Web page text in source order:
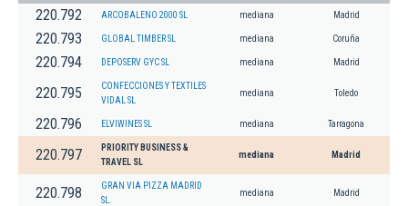
220.792 ARCOBALENO 2000 SL mediana Madrid
220.793 GLOBAL TIMBER SL mediana Coruña
220.794 DEPOSERV GYC SL mediana Madrid
220.795
CONFECCIONES Y TEXTILES
VIDAL SL
mediana Toledo
220.796 ELVIWINES SL mediana Tarragona
220.797
PRIORITY BUSINESS &
TRAVEL SL
mediana Madrid
220.798
GRAN VIA PIZZA MADRID
SL.
mediana Madrid